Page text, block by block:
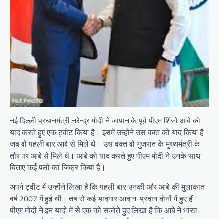
नई दिल्‍ली प्रधानमंत्री नरेन्‍द्र मोदी ने जापान के पूर्व पीएम शिंजो आबे को
याद करते हुए एक ट्वीट किया है। इसमें उन्‍होंने उस वक्‍त को याद किया है
जब वो पहली बार आबे से मिले थे। उस वक्‍त वो गुजरात के मुख्‍यमंत्री के
तौर पर आबे से मिले थे। आबे को याद करते हुए पीएम मोदी ने उनके साथ
बिताए कई पलों का जिक्र किया है।
अपने ट्वीट में उन्‍होंने लिखा है कि पहली बार उनकी और आबे की मुलाकात
वर्ष 2007 में हुई थी। तब से कई यादगार आदान-प्रदान दोनों में हुए हैं।
पीएम मोदी ने इन यादों में से एक को संजोते हुए लिखा है कि आबे ने भारत-